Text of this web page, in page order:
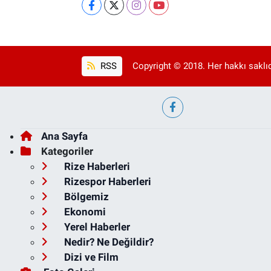
RSS Copyright © 2018. Her hakkı
Ana Sayfa
Kategoriler
Rize Haberleri
Rizespor Haberleri
Bölgemiz
Ekonomi
Yerel Haberler
Nedir? Ne Değildir?
Dizi ve Film